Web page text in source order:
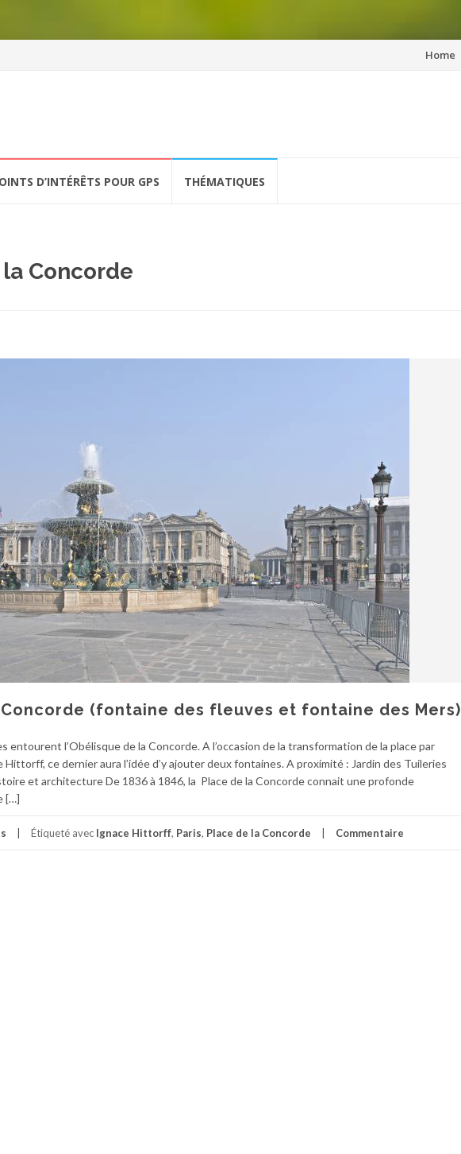
Aller
Home
D’INTÉRÊTS POUR GPS THÉMATIQUES
Concorde
(fontaine des fleuves et fontaine des Mers)
entourent l’Obélisque de la Concorde. A l’occasion de la transformation de la place par
ce dernier aura l’idée d’y ajouter deux fontaines. A proximité : Jardin des Tuileries
et architecture De 1836 à 1846, la Place de la Concorde connait une profonde
[…]
Étiqueté avec Ignace Hittorff, Paris, Place de la Concorde Commentaire